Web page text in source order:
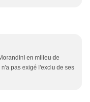
en milieu de
pas exigé l'exclu de ses